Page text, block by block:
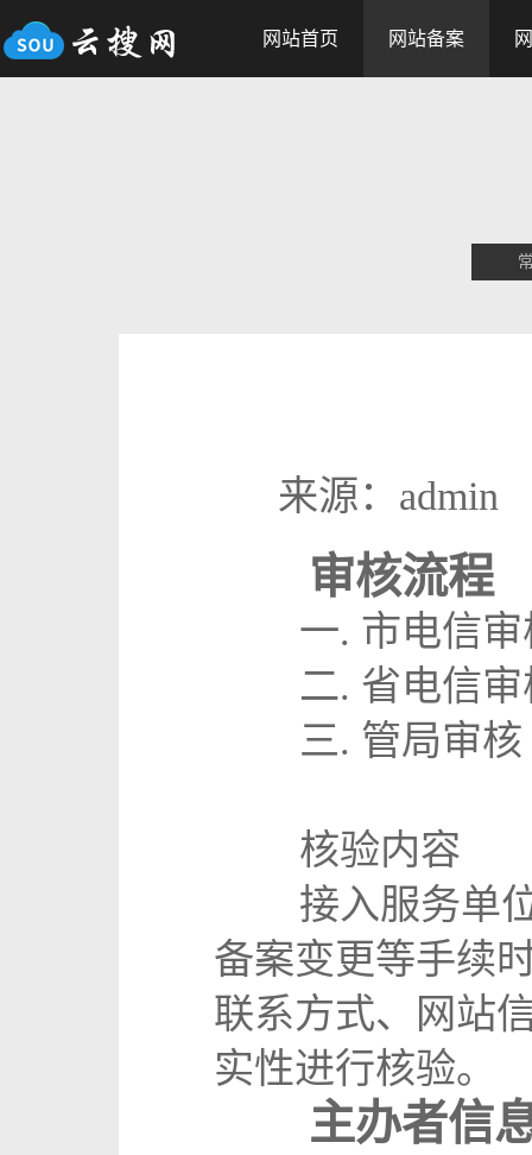
网站首页 网站备案
来源：
审核流程
一. 市电信审
二. 省电信审
三. 管局审核
核验内容
接入服务单位
备案变更等手续
联系方式、网站
实性进行核验。
主办者信